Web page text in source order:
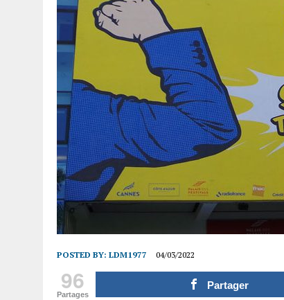
POSTED BY: LDM1977 04/03/2022
96
Partages
Partager